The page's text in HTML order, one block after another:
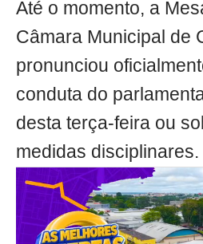
Até o momento, a
Câmara Municipal de
pronunciou
conduta do
desta terça-feira ou
medidas disciplinares.